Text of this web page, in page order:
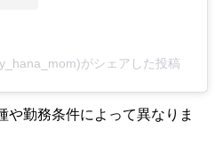
がシェアした投稿
や勤務条件によって異なりま